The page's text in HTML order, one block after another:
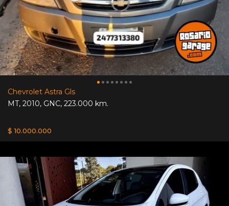
Chevrolet Astra Gls
MT, 2010, GNC, 223.000 km.
$ 10.000.000